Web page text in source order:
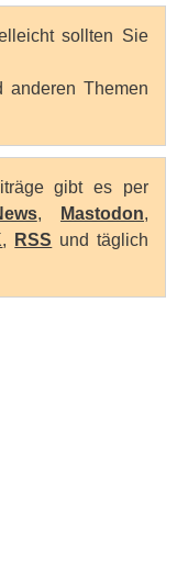
sollten Sie
anderen Themen
gibt es per
, Mastodon,
, RSS und täglich